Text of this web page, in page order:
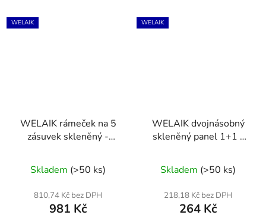
WELAIK
WELAIK rámeček na 5
zásuvek skleněný -
Skladem (>50 ks)
810,74 Kč bez DPH
981 Kč
WELAIK
WELAIK dvojnásobný
skleněný panel 1+1 -
Skladem (>50 ks)
218,18 Kč bez DPH
264 Kč